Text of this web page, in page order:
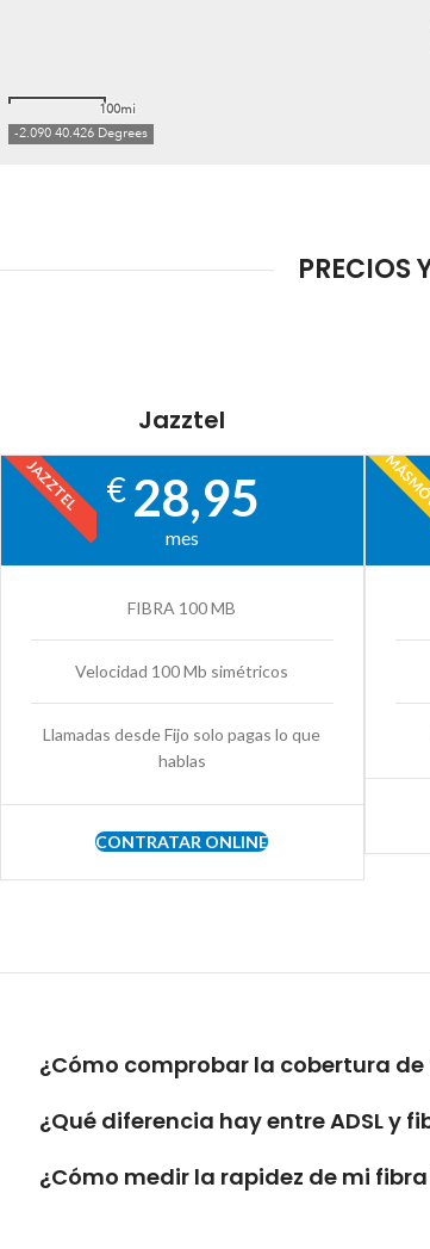
PRECIOS
Jazztel
JAZZTEL € 28,95
mes
FIBRA 100 MB
Velocidad 100 Mb simétricos
Llamadas desde Fijo solo pagas lo que
hablas
CONTRATAR ONLINE
¿Cómo comprobar la cobertura
¿Qué diferencia hay entre ADSL y
¿Cómo medir la rapidez de mi